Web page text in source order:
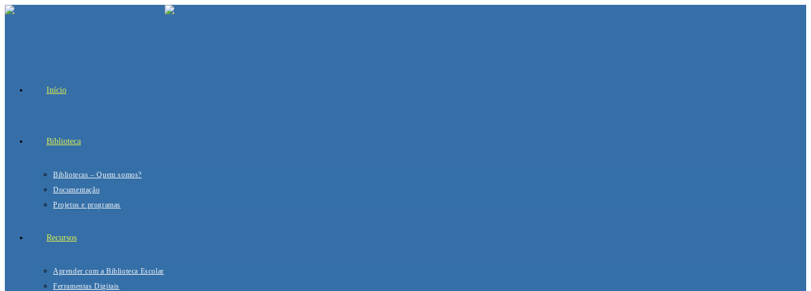
Início
Biblioteca
Bibliotecas – Quem somos?
Documentação
Projetos e programas
Recursos
Aprender com a Biblioteca Escolar
Ferramentas Digitais